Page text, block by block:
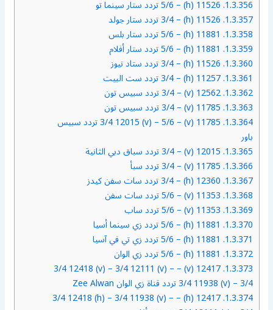
1.3.356.
1.3.357.
1.3.358.
1.3.359.
1.3.360.
1.3.361. 11257 (h) – 3/4 تردد ست البيت
1.3.362. 12562 (v) – 3/4 تردد سبيس تون
1.3.363.
1.3.364.
11785 (v) – 3/4 12015 (v) – 5/6 تردد سبيس
باور
1.3.365.
1.3.366.
1.3.367.
1.3.368.
1.3.369.
1.3.370.
1.3.371.
1.3.372.
1.3.373.
12417 (v) – 3/4 12418 (v) – 3/4 12111 (v) –
3/4 11938 (v) – 3/4 تردد قناة زي الوان Zee Alwan
1.3.374.
12417 (h) – 3/4 12418 (h) – 3/4 11938 (v) –